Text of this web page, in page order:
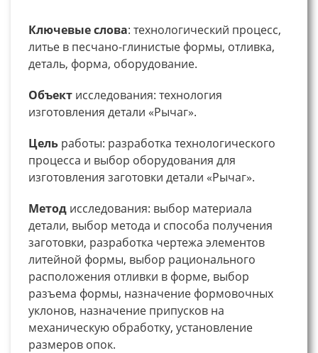
Ключевыеслова: технологический процесс,
литье в песчано-глинистые формы, отливка,
деталь, форма, оборудование.
Объект исследования: технология
изготовления детали «Рычаг».
Цель работы: разработка технологического
процесса и выбор оборудования для
изготовления заготовки детали «Рычаг».
Метод исследования: выбор материала
детали, выбор метода и способа получения
заготовки, разработка чертежа элементов
литейной формы, выбор рационального
расположения отливки в форме, выбор
разъема формы, назначение формовочных
уклонов, назначение припусков на
механическую обработку, установление
размеров опок.